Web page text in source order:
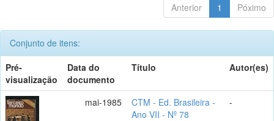
Anterior 1 Póximo
Conjunto de itens:
Pré-
visualização
Data do
documento
Título Autor(es)
mai-1985
CTM - Ed. Brasileira -
Ano VII - Nº 78
-